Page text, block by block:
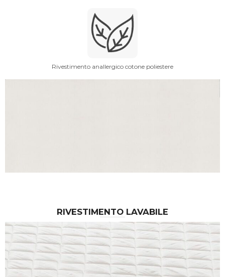
Rivestimento anallergico cotone poliestere
RIVESTIMENTO LAVABILE